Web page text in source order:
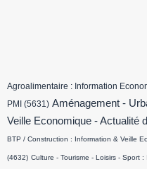
Agroalimentaire : Information
PMI (5631) Aménagement -
Veille Economique - Actualité
BTP / Construction : Information & Veille
(4632) Culture - Tourisme - Loisirs - Sport